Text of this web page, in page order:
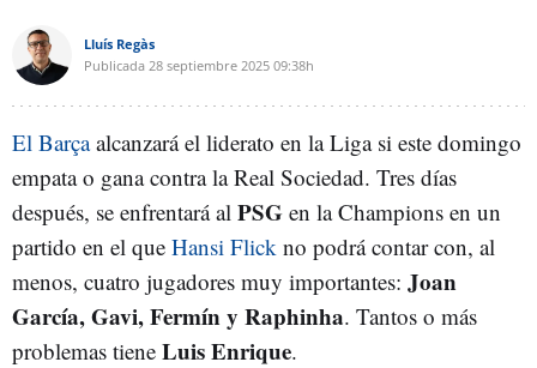
Lluís Regàs
Publicada 28 septiembre 2025 09:38h
El Barçaalcanzará el liderato en la Liga si este domingo
empata o gana contra la Real Sociedad. Tres días
después, se enfrentará al PSG en la Champions en un
partido en el que Hansi Flick no podrá contar con, al
menos, cuatro jugadores muy importantes: Joan
García, Gavi, Fermín y Raphinha. Tantos o más
problemas tiene Luis Enrique.